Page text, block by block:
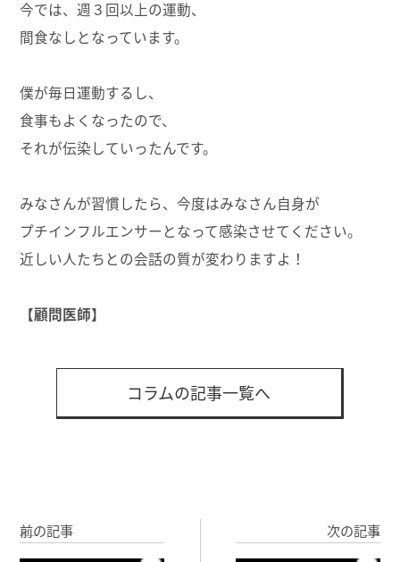
今では、週３回以上の運動、
間食なしとなっています。
僕が毎日運動するし、
食事もよくなったので、
それが伝染していったんです。
みなさんが習慣したら、今度はみなさん自身が
プチインフルエンサーとなって感染させてください。
近しい人たちとの会話の質が変わりますよ！
【顧問医師】
コラムの記事一覧へ
前の記事 次の記事